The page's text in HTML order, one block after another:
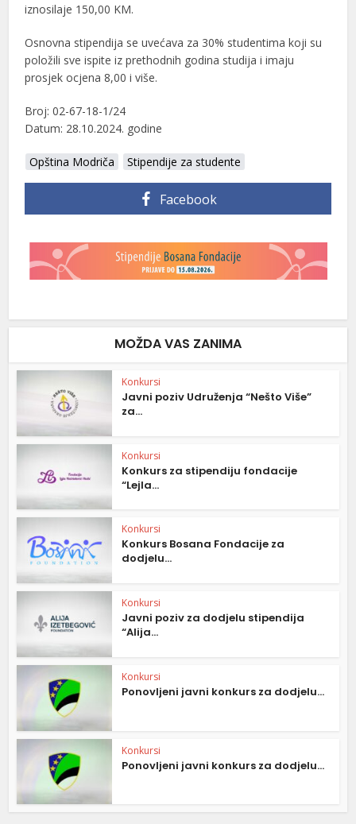
iznosilaje 150,00 KM.
Osnovna stipendija se uvećava za 30% studentima koji su
položili sve ispite iz prethodnih godina studija i imaju
prosjek ocjena 8,00 i više.
Broj: 02-67-18-1/24
Datum: 28.10.2024. godine
Opština Modriča Stipendije za studente
Facebook
MOŽDA VAS ZANIMA
Konkursi
Javni poziv Udruženja “Nešto Više”
za...
Konkursi
Konkurs za stipendiju fondacije
“Lejla...
Konkursi
Konkurs Bosana Fondacije za
dodjelu...
Konkursi
Javni poziv za dodjelu stipendija
“Alija...
Konkursi
Ponovljeni javni konkurs za dodjelu...
Konkursi
Ponovljeni javni konkurs za dodjelu...